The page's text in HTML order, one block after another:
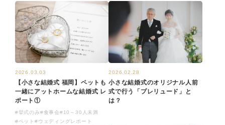
2026.03.03
【小さな結婚式 福岡】ペットも
一緒にアットホームな結婚式 レ
ポート①
#挙式のみ#食事会#10～30人未満
#ペット #ウェディングレポート
2026.02.28
小さな結婚式のオリジナル人前
式で行う「プレリュード」と
は？